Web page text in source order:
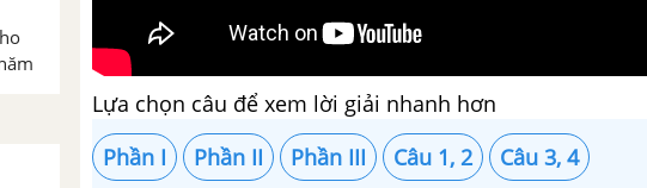
Lựa chọn câu để xem lời giải nhanh hơn
Phần I
Phần II Phần III Câu 1, 2 Câu 3, 4